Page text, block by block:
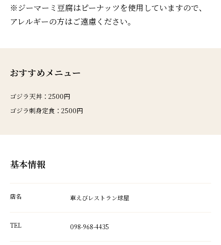
※ジーマーミ豆腐はピーナッツを使用していますので、
アレルギーの方はご遠慮ください。
おすすめメニュー
ゴジラ天丼：2500円
ゴジラ刺身定食：2500円
基本情報
店名 車えびレストラン球屋
TEL 098-968-4435